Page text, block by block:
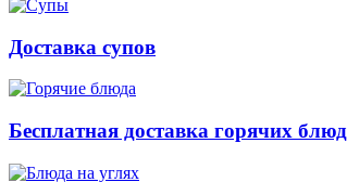
Доставка супов
Бесплатная доставка горячих блюд